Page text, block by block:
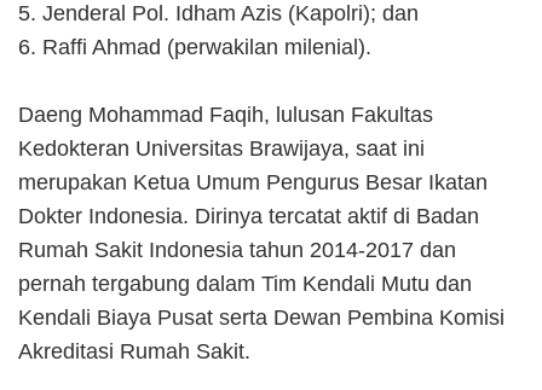
5. Jenderal Pol. Idham Azis (Kapolri); dan
6. Raffi Ahmad (perwakilan milenial).
Daeng Mohammad Faqih, lulusan Fakultas
Kedokteran Universitas Brawijaya, saat ini
merupakan Ketua Umum Pengurus Besar Ikatan
Dokter Indonesia. Dirinya tercatat aktif di Badan
Rumah Sakit Indonesia tahun 2014-2017 dan
pernah tergabung dalam Tim Kendali Mutu dan
Kendali Biaya Pusat serta Dewan Pembina Komisi
Akreditasi Rumah Sakit.